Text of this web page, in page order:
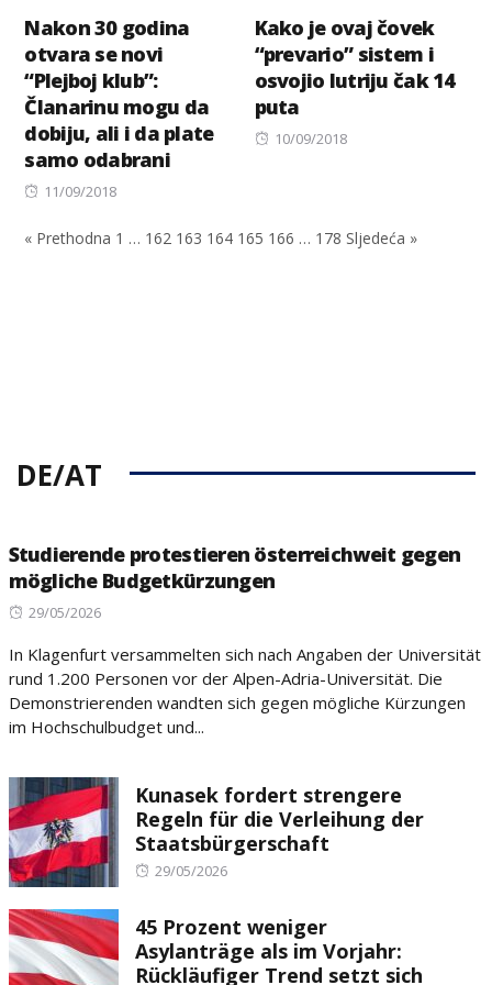
Nakon 30 godina
otvara se novi
“Plejboj klub”:
Članarinu mogu da
dobiju, ali i da plate
samo odabrani
Posted
11/09/2018
Kako je ovaj čovek
“prevario” sistem i
osvojio lutriju čak 14
puta
Posted
10/09/2018
« Prethodna 1 … 162 163 164 165 166 … 178 Sljedeća »
DE/AT
Studierende protestieren österreichweit gegen
mögliche Budgetkürzungen
Posted
29/05/2026
In Klagenfurt versammelten sich nach Angaben der Universität
rund 1.200 Personen vor der Alpen-Adria-Universität. Die
Demonstrierenden wandten sich gegen mögliche Kürzungen
im Hochschulbudget und...
Kunasek fordert strengere
Regeln für die Verleihung der
Staatsbürgerschaft
Posted
29/05/2026
45 Prozent weniger
Asylanträge als im Vorjahr:
Rückläufiger Trend setzt sich